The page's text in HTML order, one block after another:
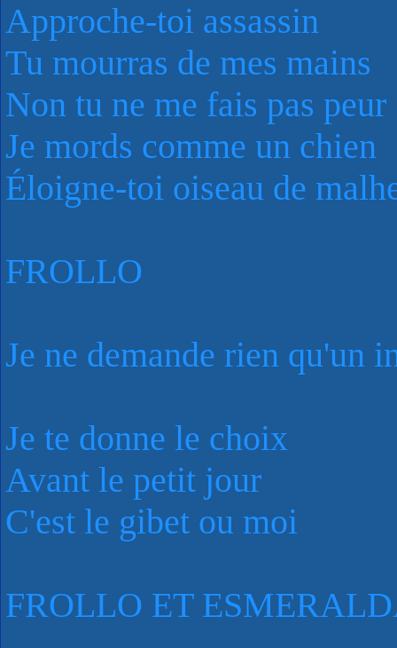
Approche-toi assassin
Tu mourras de mes mains
Non tu ne me fais pas peur
Je mords comme un chien
Éloigne-toi oiseau de
FROLLO
Je ne demande rien qu'un
Je te donne le choix
Avant le petit jour
C'est le gibet ou moi
FROLLO ET